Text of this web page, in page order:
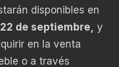
disponibles en
de septiembre, y
en la venta
o a través